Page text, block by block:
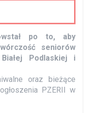
po to, aby
seniorów
Podlaskiej i
oraz bieżące
PZERII w